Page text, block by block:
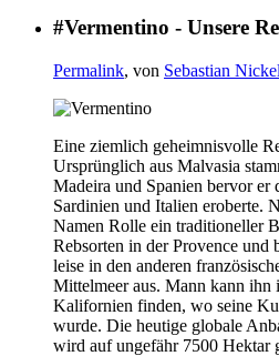
#Vermentino - Unsere
Permalink, von Sebastian Nickel
Eine ziemlich geheimnisvolle
Ursprünglich aus Malvasia
Madeira und Spanien bervor
Sardinien und Italien eroberte.
Namen Rolle ein traditioneller
Rebsorten in der Provence und
leise in den anderen
Mittelmeer aus. Mann kann ihn
Kalifornien finden, wo seine
wurde. Die heutige globale
wird auf ungefähr 7500 Hektar